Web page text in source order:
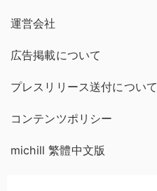
運営会社
広告掲載について
プレスリリース送付について
コンテンツポリシー
michill 繁體中文版